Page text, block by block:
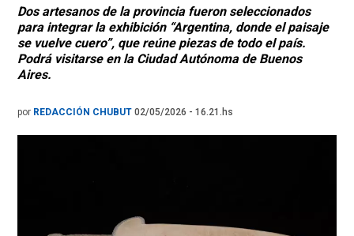
Dos artesanos de la provincia fueron seleccionados
para integrar la exhibición “Argentina, donde el paisaje
se vuelve cuero”, que reúne piezas de todo el país.
Podrá visitarse en la Ciudad Autónoma de Buenos
Aires.
por REDACCIÓN CHUBUT 02/05/2026 - 16.21.hs